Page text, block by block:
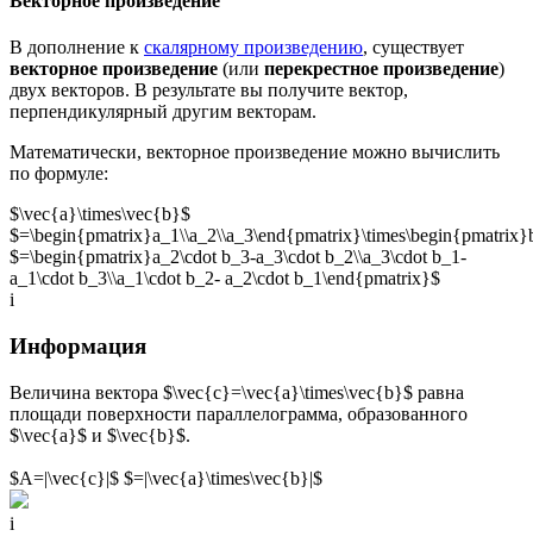
В дополнение к скалярному произведению, существует
векторное произведение (или перекрестное произведение)
двух векторов. В результате вы получите вектор,
перпендикулярный другим векторам.
Математически, векторное произведение можно вычислить
по формуле:
$\vec{a}\times\vec{b}$
$=\begin{pmatrix}a_2\cdot b_3-a_3\cdot b_2\\a_3\cdot b_1-
a_1\cdot b_3\\a_1\cdot b_2- a_2\cdot b_1\end{pmatrix}$
i
Информация
Величина вектора $\vec{c}=\vec{a}\times\vec{b}$ равна
площади поверхности параллелограмма, образованного
$\vec{a}$ и $\vec{b}$.
$A=|\vec{c}|$ $=|\vec{a}\times\vec{b}|$
i